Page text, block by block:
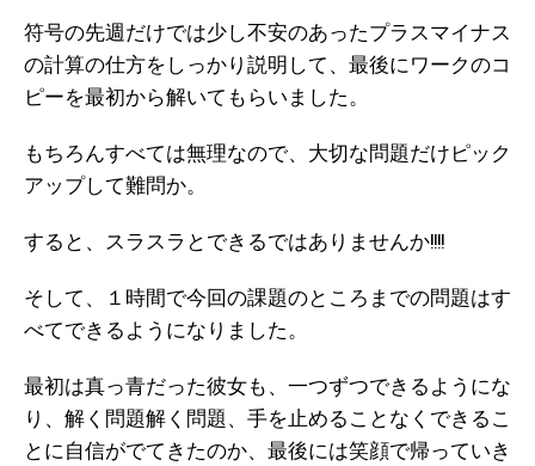
符号の先週だけでは少し不安のあったプラスマイナス
の計算の仕方をしっかり説明して、最後にワークのコ
ピーを最初から解いてもらいました。
もちろんすべては無理なので、大切な問題だけピック
アップして難問か。
すると、スラスラとできるではありませんか!!!!
そして、１時間で今回の課題のところまでの問題はす
べてできるようになりました。
最初は真っ青だった彼女も、一つずつできるようにな
り、解く問題解く問題、手を止めることなくできるこ
とに自信がでてきたのか、最後には笑顔で帰っていき